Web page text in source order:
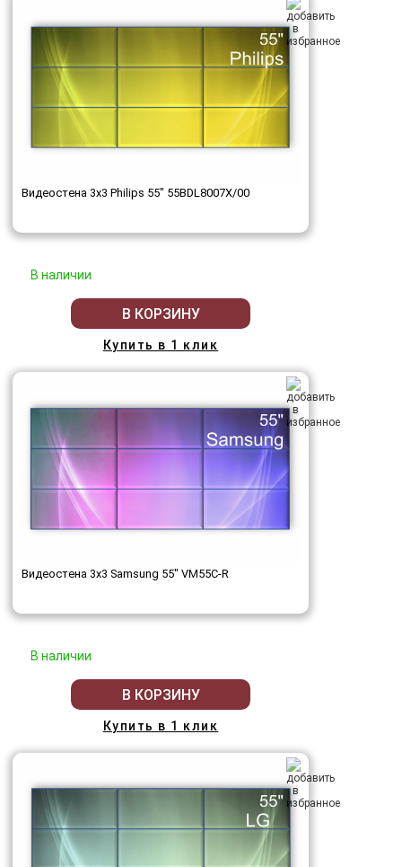
Видеостена 3x3 Philips 55" 55BDL8007X/00
В наличии
В КОРЗИНУ
Купить в 1 клик
Видеостена 3x3 Samsung 55" VM55C-R
В наличии
В КОРЗИНУ
Купить в 1 клик